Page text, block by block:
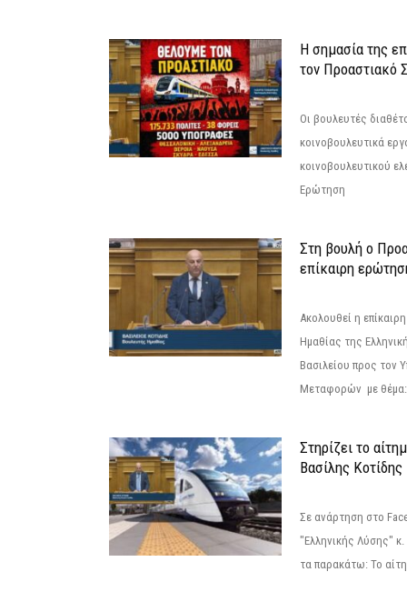
Η σημασία της
τον Προαστιακό
Οι βουλευτές
κοινοβουλευτικά
κοινοβουλευτικού
Ερώτηση
Στη βουλή ο
επίκαιρη
Ακολουθεί η
Ημαθίας της
Βασιλείου προς τον
Μεταφορών με θέμα:
Στηρίζει το
Βασίλης Κοτίδης
Σε ανάρτηση στο
"Ελληνικής Λύσης"
τα παρακάτω: Το